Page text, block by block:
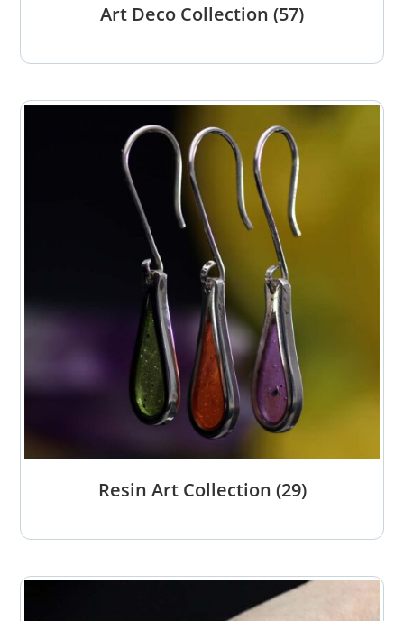
Art Deco Collection (57)
Resin Art Collection (29)